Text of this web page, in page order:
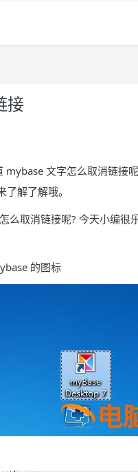
接
mybase 文字怎么取消链接
解了解哦。
么取消链接呢? 今天小编很
的图标